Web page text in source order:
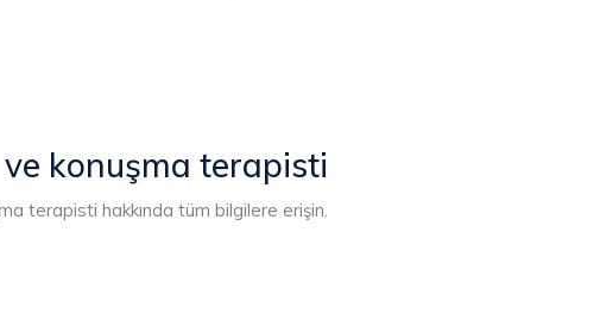
konuşma terapisti
terapisti hakkında tüm bilgilere erişin.